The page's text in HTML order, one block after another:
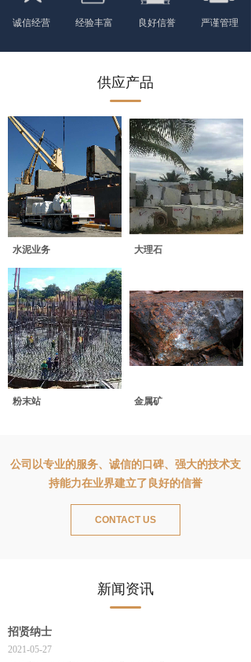
严谨管理
良好信誉
诚信经营 经验丰富
供应产品
水泥业务 大理石
粉末站 金属矿
公司以专业的服务、诚信的口碑、强大的技术支
持能力在业界建立了良好的信誉
CONTACT US
新闻资讯
招贤纳士
2021-05-27